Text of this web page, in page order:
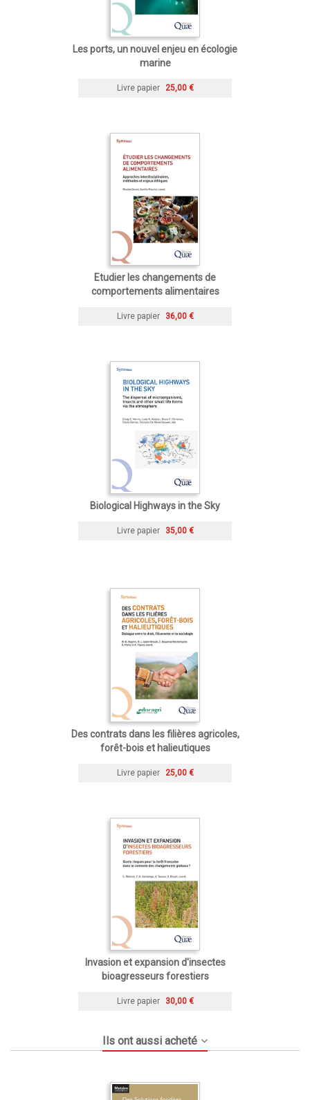
Les ports, un nouvel enjeu en écologie
marine
Livre papier 25,00 €
Etudier les changements de
comportements alimentaires
Livre papier 36,00 €
Biological Highways in the Sky
Livre papier 35,00 €
Des contrats dans les filières agricoles,
forêt-bois et halieutiques
Livre papier 25,00 €
Invasion et expansion d'insectes
bioagresseurs forestiers
Livre papier 30,00 €
Ils ont aussi acheté